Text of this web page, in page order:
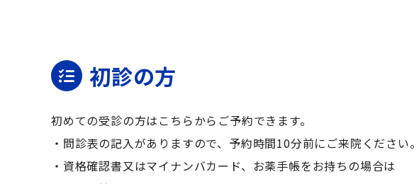
初診の方
初めての受診の方はこちらからご予約できます。
・問診表の記入がありますので、予約時間10分前にご来院ください。
・資格確認書又はマイナンバカード、お薬手帳をお持ちの場合は